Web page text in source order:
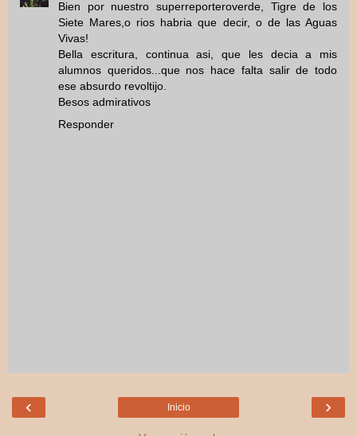
Bien por nuestro superreporteroverde, Tigre de los
Siete Mares,o rios habria que decir, o de las Aguas
Vivas!
Bella escritura, continua asi, que les decia a mis
alumnos queridos...que nos hace falta salir de todo
ese absurdo revoltijo.
Besos admirativos
Responder
‹ ›
Inicio